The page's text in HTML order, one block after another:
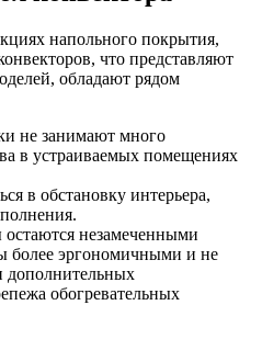
напольного покрытия,
что представляют
обладают рядом
не занимают много
в устраиваемых помещениях
в обстановку интерьера,
незамеченными
более эргономичными и не
дополнительных
обогревательных